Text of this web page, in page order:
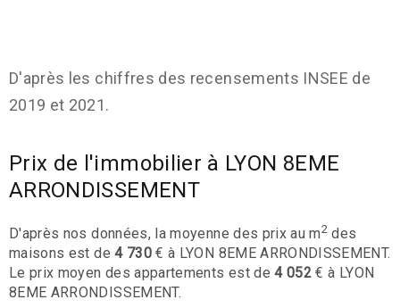
D'après les chiffres des recensements INSEE de
2019 et 2021.
Prix de l'immobilier à LYON 8EME
ARRONDISSEMENT
D'après nos données, la moyenne des prix au m2 des
maisons est de4 730 € à LYON 8EME ARRONDISSEMENT.
Le prix moyen des appartements est de4 052 € à LYON
8EME ARRONDISSEMENT.